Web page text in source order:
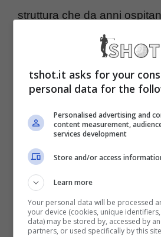
struttura che da anni
hanno totalmente chiuso a
opportunità e ne hanno
intervista ai microfoni di
su questa situazione e
circuito.
BMW PGA
in vendita?
tshot.it asks for your
personal data for the
Personalised advertising and
content measurement,
services development
Store and/or access
Learn more
Your personal data will be processed
your device (cookies, unique
data) may be stored by, accessed by
partners, or used specifically by this